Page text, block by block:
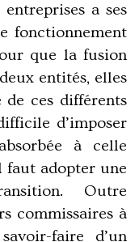
a ses
fonctionnement
que la fusion
entités, elles
ces différents
d’imposer
à celle
faut adopter une
Outre
commissaires à
faire d’un